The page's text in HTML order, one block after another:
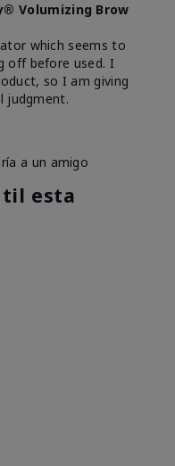
Volumizing Brow
which seems to
off before used. I
so I am giving
judgment.
a un amigo
esta